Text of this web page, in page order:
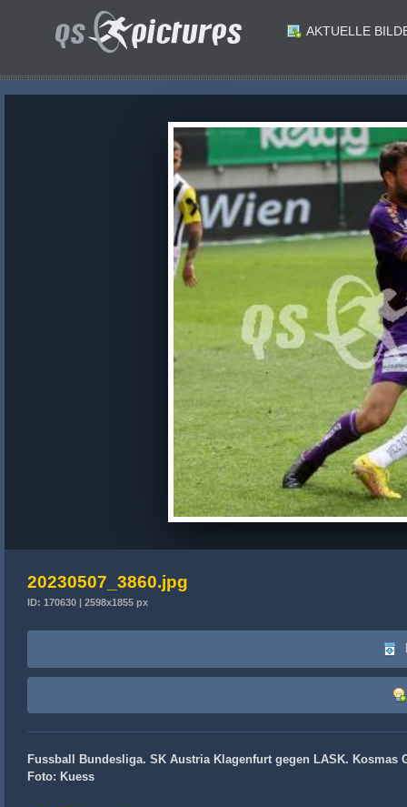
AKTUELLE
20230507_3860.jpg
ID: 170630 | 2598x1855 px
Fussball Bundesliga. SK Austria Klagenfurt gegen LASK. Kosmas
Foto: Kuess